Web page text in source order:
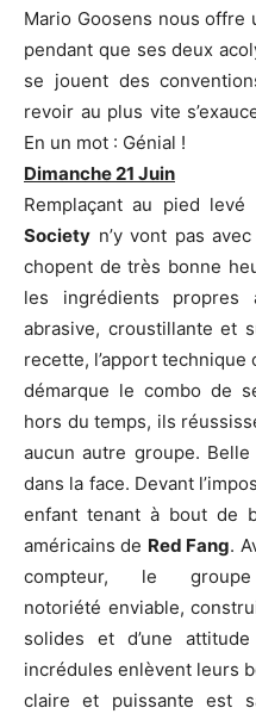
Mario Goosens nous
pendant que ses deux
se jouent des
revoir au plus vite
En un mot : Génial !
Dimanche 21 Juin
Remplaçant au pied
Society n’y vont pas
chopent de très bonne
les ingrédients propres
abrasive, croustillante et
recette, l’apport
démarque le combo de
hors du temps, ils
aucun autre groupe.
dans la face. Devant
enfant tenant à bout de
américains de Red Fang.
compteur, le
notoriété enviable,
solides et d’une
incrédules enlèvent leurs
claire et puissante est